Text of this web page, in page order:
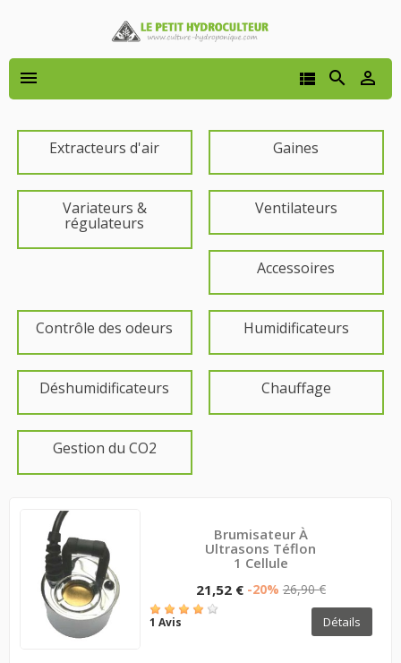
 


Extracteurs d'air Gaines
Variateurs &
régulateurs
Ventilateurs
Accessoires
Contrôle des odeurs Humidificateurs
Déshumidificateurs Chauffage
Gestion du CO2
Brumisateur À
Ultrasons Téflon
1 Cellule
21,52 € -20% 26,90 €
1 Avis Détails